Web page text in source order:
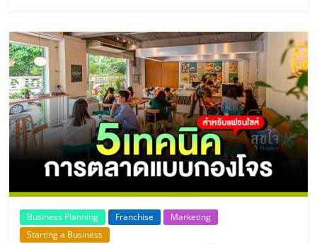
Business Planning Franchise
Marketing
Starting a Business